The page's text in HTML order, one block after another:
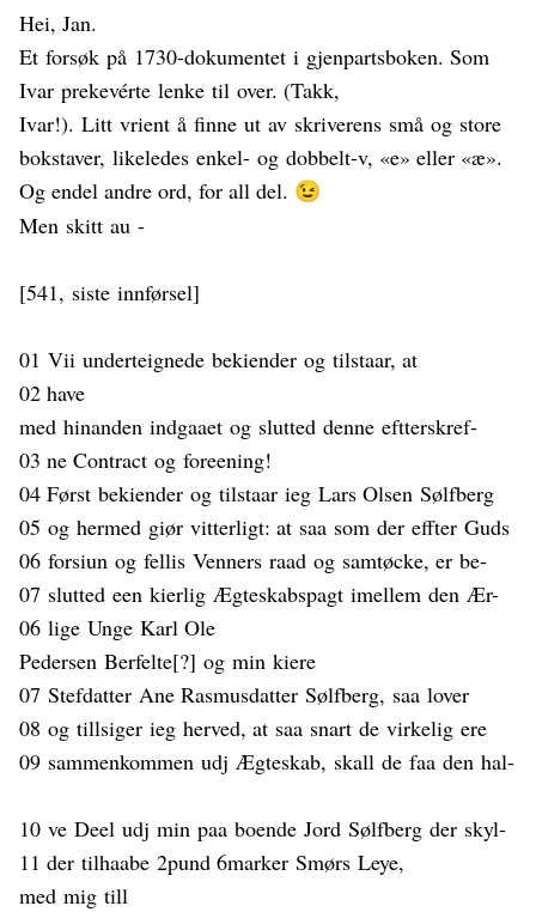
Hei, Jan.
Et forsøk på 1730-dokumentet i gjenpartsboken. Som
Ivar prekevérte lenke til over. (Takk,
Ivar!). Litt vrient å finne ut av skriverens små og store
bokstaver, likeledes enkel- og dobbelt-v, «e» eller «æ».
Og endel andre ord, for all del. 😉
Men skitt au -
[541, siste innførsel]
01 Vii underteignede bekiender og tilstaar, at
02 have
med hinanden indgaaet og slutted denne eftterskref-
03 ne Contract og foreening!
04 Først bekiender og tilstaar ieg Lars Olsen Sølfberg
05 og hermed giør vitterligt: at saa som der effter Guds
06 forsiun og fellis Venners raad og samtøcke, er be-
07 slutted een kierlig Ægteskabspagt imellem den Ær-
06 lige Unge Karl Ole
Pedersen Berfelte[?] og min kiere
07 Stefdatter Ane Rasmusdatter Sølfberg, saa lover
08 og tillsiger ieg herved, at saa snart de virkelig ere
09 sammenkommen udj Ægteskab, skall de faa den hal-
10 ve Deel udj min paa boende Jord Sølfberg der skyl-
11 der tilhaabe 2pund 6marker Smørs Leye,
med mig till